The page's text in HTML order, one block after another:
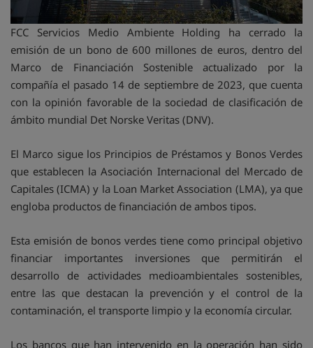
FCC Servicios Medio Ambiente Holding ha cerrado la
emisión de un bono de 600 millones de euros, dentro del
Marco de Financiación Sostenible actualizado por la
compañía el pasado 14 de septiembre de 2023, que cuenta
con la opinión favorable de la sociedad de clasificación de
ámbito mundial Det Norske Veritas (DNV).
El Marco sigue los Principios de Préstamos y Bonos Verdes
que establecen la Asociación Internacional del Mercado de
Capitales (ICMA) y la Loan Market Association (LMA), ya que
engloba productos de financiación de ambos tipos.
Esta emisión de bonos verdes tiene como principal objetivo
financiar importantes inversiones que permitirán el
desarrollo de actividades medioambientales sostenibles,
entre las que destacan la prevención y el control de la
contaminación, el transporte limpio y la economía circular.
Los bancos que han intervenido en la operación han sido